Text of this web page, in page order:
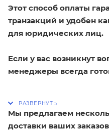
Этот способ оплаты
транзакций и удобен
для юридических лиц.
Если у вас возникнут
менеджеры всегда
Мы предлагаем
доставки ваших